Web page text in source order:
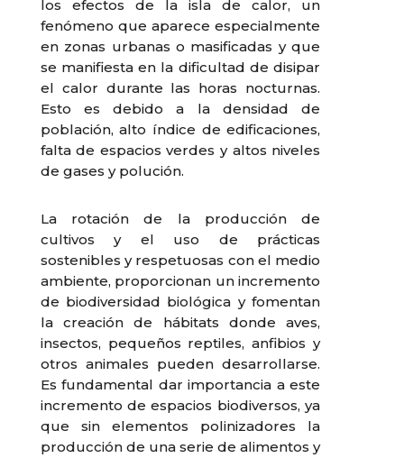
los efectos de la isla de calor, un
fenómeno que aparece especialmente
en zonas urbanas o masificadas y que
se manifiesta en la dificultad de disipar
el calor durante las horas nocturnas.
Esto es debido a la densidad de
población, alto índice de edificaciones,
falta de espacios verdes y altos niveles
de gases y polución.
La rotación de la producción de
cultivos y el uso de prácticas
sostenibles y respetuosas con el medio
ambiente, proporcionan un incremento
de biodiversidad biológica y fomentan
la creación de hábitats donde aves,
insectos, pequeños reptiles, anfibios y
otros animales pueden desarrollarse.
Es fundamental dar importancia a este
incremento de espacios biodiversos, ya
que sin elementos polinizadores la
producción de una serie de alimentos y